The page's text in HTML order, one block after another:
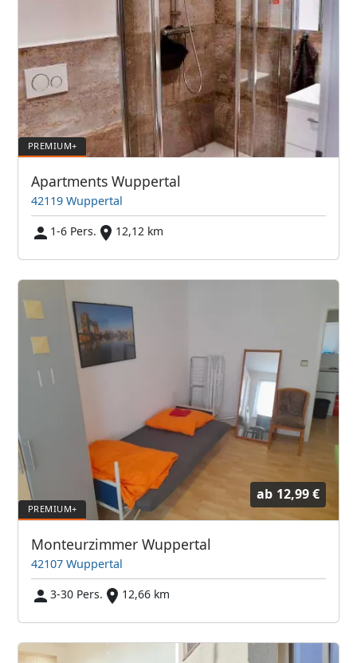
Apartments Wuppertal
42119 Wuppertal
1-6 Pers.
12,12 km
ab 12,99 €
Monteurzimmer Wuppertal
42107 Wuppertal
3-30 Pers.
12,66 km